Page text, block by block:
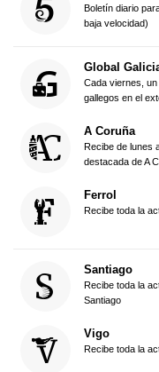
Boletín diario
baja velocidad)
Global
Cada viernes,
gallegos en el
A Coruña
Recibe de lunes
destacada de A
Ferrol
Recibe toda la
Santiago
Recibe toda la
Santiago
Vigo
Recibe toda la